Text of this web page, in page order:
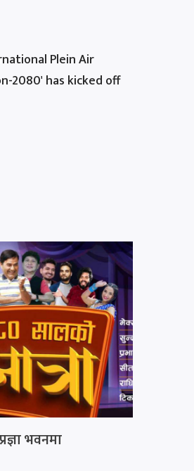
Plein Air
2080' has kicked off
भवनमा